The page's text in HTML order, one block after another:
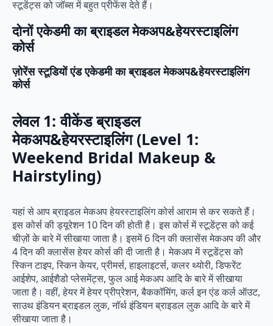
स्टूडेंट्स को जॉब्स में बहुत प्रीफेंस देते हैं।
दोनों एकेडमी का ब्राइडल मेकअप&हेयरस्टाइलिंग
कोर्स
ज़ोरेंस स्टूडियों एंड एकेडमी का ब्राइडल मेकअप&हेयरस्टाइलिंग
कोर्स
लेवल 1: वीकेंड ब्राइडल
मेकअप&हेयरस्टाइलिंग (Level 1:
Weekend Bridal Makeup &
Hairstyling)
यहां से आप ब्राइडल मेकअप हेयरस्टाइलिंग कोर्स आराम से कर सकते हैं।
इस कोर्स की ड्यूरेशन 10 दिन की होती है। इस कोर्स में स्टूडेंट्स को कई
चीज़ों के बारे में सीखाया जाता है। इसमें 6 दिन की क्लासेंस मेकअप की और
4 दिन की क्लासेंस हेयर कोर्स की दी जाती है। मेकअप में स्टूडेंट्स को
स्किन टाइप, स्किन केयर, प्रीमर्स, हाइलाइटर्स, कलर थ्योरी, डिफरेंट
आईशेप, आईशैडो प्लेसमेंट्स, फुल आई मेकअप आदि के बारे में सीखाया
जाता है। वहीं, हेयर में हेयर प्रीप्रेशन, बैककॉमिंग, कर्ल इन एंड कर्ल ऑउट,
साउथ इंडियन ब्राइडल लुक, नॉर्थ इंडियन ब्राइडल लुक आदि के बारे में
सीखाया जाता है।